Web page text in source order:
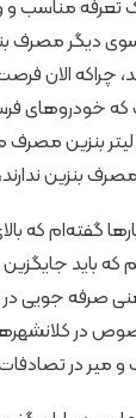
تعرفه مناسب و
دیگر مصرف
چراکه الان
خودروهای
هیبریدی کم مصرفی که زیر ۴ لیتر
بنزین
باید جایگزین
صرفه
در
میر در